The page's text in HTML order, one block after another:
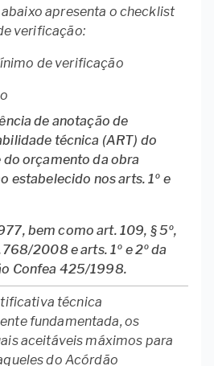
apresenta o checklist
verificação:
de verificação
de anotação de
técnica (ART) do
orçamento da obra
estabelecido nos arts. 1º e
bem como art. 109, § 5º,
2008 e arts. 1º e 2º da
Confea 425/1998.
técnica
fundamentada, os
aceitáveis máximos para
do Acórdão